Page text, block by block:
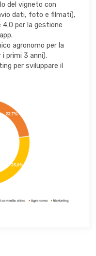
del vigneto con
dati, foto e filmati),
per la gestione
agronomo per la
primi 3 anni).
per sviluppare il